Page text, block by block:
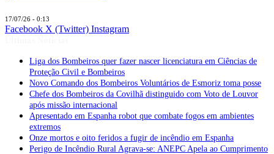
17/07/26 - 0:13
Facebook X (Twitter) Instagram
Liga dos Bombeiros quer fazer nascer licenciatura em Ciências de
Proteção Civil e Bombeiros
Novo Comando dos Bombeiros Voluntários de Esmoriz toma posse
Chefe dos Bombeiros da Covilhã distinguido com Voto de Louvor
após missão internacional
Apresentado em Espanha robot que combate fogos em ambientes
extremos
Onze mortos e oito feridos a fugir de incêndio em Espanha
Perigo de Incêndio Rural Agrava-se: ANEPC Apela ao Cumprimento